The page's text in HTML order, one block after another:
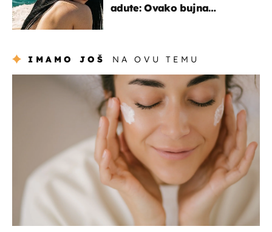
adute: Ovako bujna
IMAMO JOŠ NA OVU TEMU
moda & ljepota